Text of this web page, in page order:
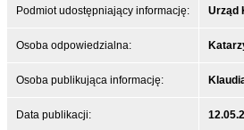
Podmiot udostępniający informację: Urząd
Osoba odpowiedzialna:
Osoba publikująca informację:
Data publikacji: